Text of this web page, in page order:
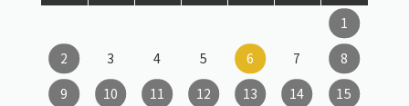
1
2
3 4 5 6 7
8
9
10 11 12 13 14
15